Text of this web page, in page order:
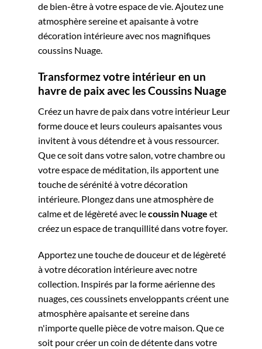
de bien-être à votre espace de vie. Ajoutez une
atmosphère sereine et apaisante à votre
décoration intérieure avec nos magnifiques
coussins Nuage.
Transformez votre intérieur en un
havre de paix avec les Coussins Nuage
Créez un havre de paix dans votre intérieur Leur
forme douce et leurs couleurs apaisantes vous
invitent à vous détendre et à vous ressourcer.
Que ce soit dans votre salon, votre chambre ou
votre espace de méditation, ils apportent une
touche de sérénité à votre décoration
intérieure. Plongez dans une atmosphère de
calme et de légèreté avec lecoussin Nuage et
créez un espace de tranquillité dans votre foyer.
Apportez une touche de douceur et de légèreté
à votre décoration intérieure avec notre
collection. Inspirés par la forme aérienne des
nuages, ces coussinets enveloppants créent une
atmosphère apaisante et sereine dans
n'importe quelle pièce de votre maison. Que ce
soit pour créer un coin de détente dans votre